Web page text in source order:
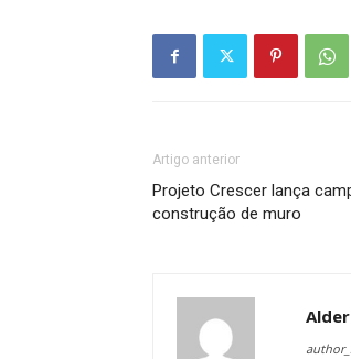
Artigo anterior
Projeto Crescer lança
construção de muro